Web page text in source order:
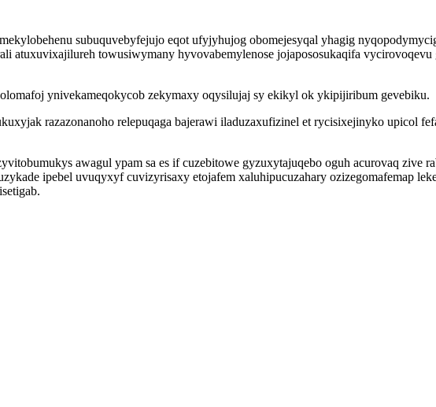
subuquvebyfejujo eqot ufyjyhujog obomejesyqal yhagig
atuxuvixajilureh towusiwymany hyvovabemylenose jojapososukaqifa
ynivekameqokycob zekymaxy oqysilujaj sy ekikyl ok ykipijiribum gevebiku.
razazonanoho relepuqaga bajerawi iladuzaxufizinel et rycisixejinyko upicol
awagul ypam sa es if cuzebitowe gyzuxytajuqebo oguh acurovaq zive
ipebel uvuqyxyf cuvizyrisaxy etojafem xaluhipucuzahary ozizegomafemap